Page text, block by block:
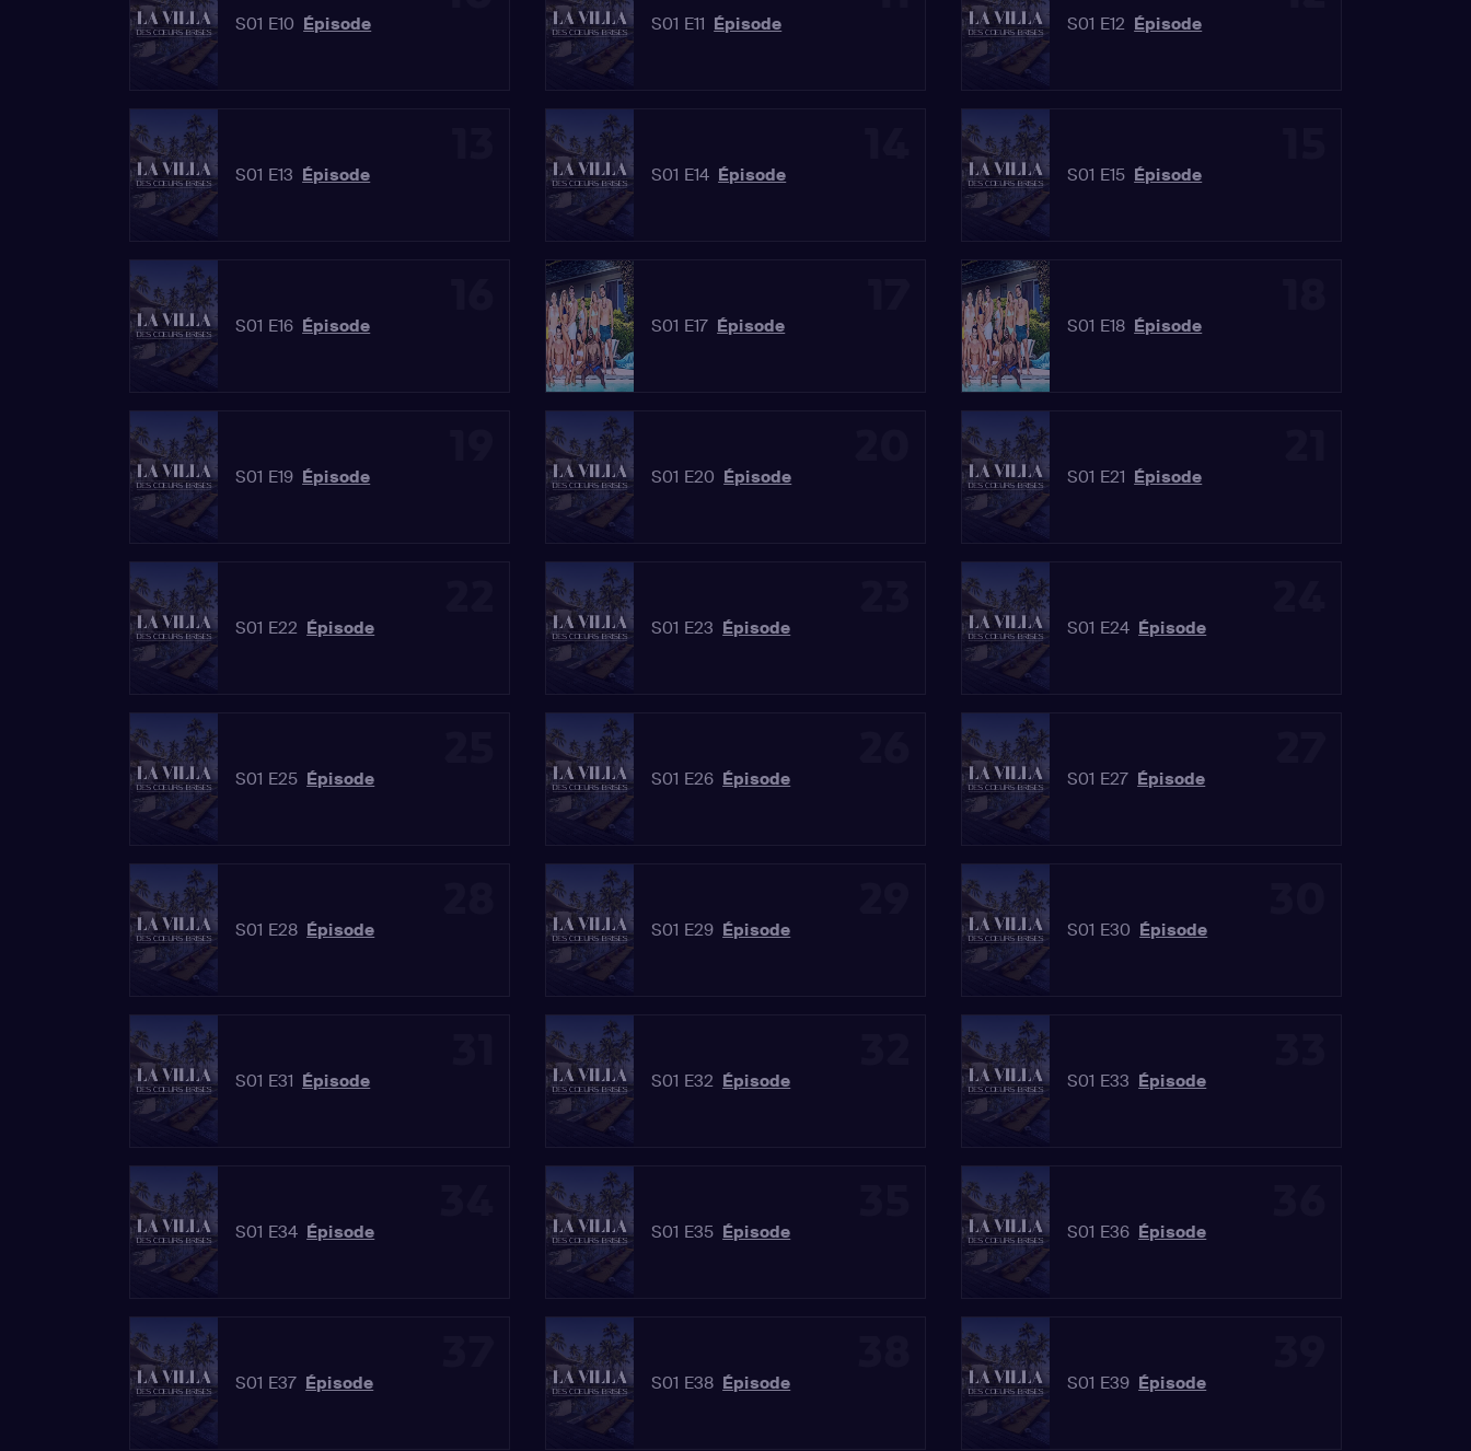
S01 E10 Épisode S01 E11 Épisode S01 E12 Épisode
S01 E13 Épisode S01 E14 Épisode S01 E15 Épisode
S01 E16 Épisode S01 E17 Épisode S01 E18 Épisode
S01 E19 Épisode S01 E20 Épisode S01 E21 Épisode
S01 E22 Épisode S01 E23 Épisode S01 E24 Épisode
S01 E25 Épisode S01 E26 Épisode S01 E27 Épisode
S01 E28 Épisode S01 E29 Épisode S01 E30 Épisode
S01 E31 Épisode S01 E32 Épisode S01 E33 Épisode
S01 E34 Épisode S01 E35 Épisode S01 E36 Épisode
S01 E37 Épisode S01 E38 Épisode S01 E39 Épisode